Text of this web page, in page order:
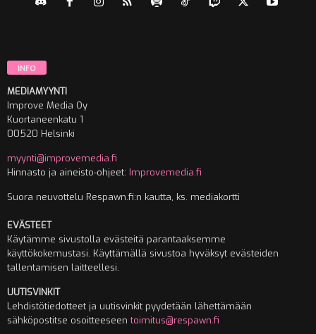
INFO
MEDIAMYYNTI
Improve Media Oy
Kuortaneenkatu 1
00520 Helsinki
myynti@improvemedia.fi
Hinnasto ja aineisto-ohjeet: Improvemedia.fi
Suora neuvottelu Respawn.fi:n kautta, ks. mediakortti
EVÄSTEET
Käytämme sivustolla evästeitä parantaaksemme
käyttökokemustasi. Käyttämällä sivustoa hyväksyt evästeiden
tallentamisen laitteellesi.
UUTISVINKIT
Lehdistötiedotteet ja uutisvinkit pyydetään lähettämään
sähköpostitse osoitteeseentoimitus@respawn.fi